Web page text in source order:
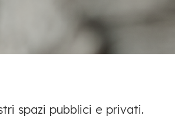
spazi pubblici e privati.